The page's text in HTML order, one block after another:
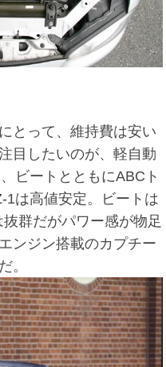
とって、維持費は安い
目したいのが、軽自動
ビートとともにABCト
1は高値安定。ビートは
群だがパワー感が物足
ンジン搭載のカプチー
。